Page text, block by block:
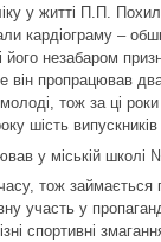
у житті П.П.
кардіограму –
незабаром
він пропрацював
тож за ці
шість
у міській школі
тож займається
участь у
спортивні